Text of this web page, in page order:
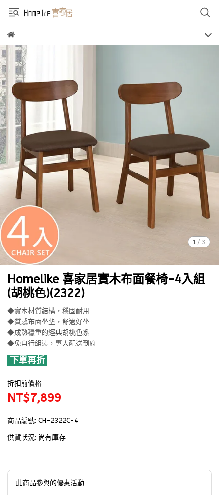
1 / 3
Homelike 喜家居實木布面餐椅-4入組
(胡桃色)(2322)
◆實木材質結構，穩固耐用
◆質感布面坐墊，舒適好坐
◆成熟穩重的經典胡桃色系
◆免自行組裝，專人配送到府
下單再折
折扣前價格
NT$7,899
商品編號: CH-2322C-4
供貨狀況: 尚有庫存
此商品參與的優惠活動